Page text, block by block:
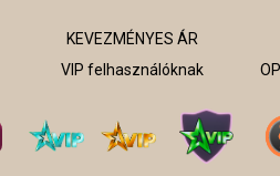
KEVEZMÉNYES ÁR
VIP felhasználóknak